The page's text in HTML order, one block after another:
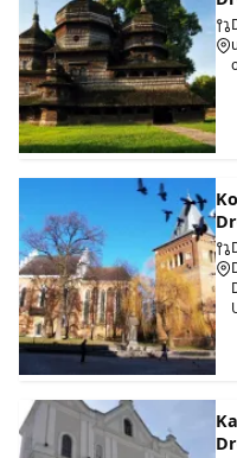
został zamknięty i nie stał
radzieckich pomógł
zdobią budynek do dziś,
znajduje się pod
Każdy odwiedzający może
rektorem kościoła Świętej